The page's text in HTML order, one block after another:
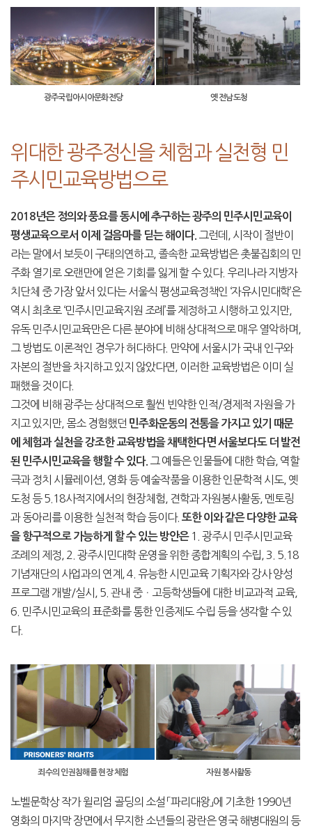
광주국립아시아문화전당 옛 전남도청
위대한 광주정신을 체험과 실천형 민
주시민교육방법으로
2018년은 정의와 풍요를 동시에 추구하는 광주의 민주시민교육이
평생교육으로서 이제 걸음마를 딛는 해이다. 그런데, 시작이 절반이
라는 말에서 보듯이 구태의연하고, 졸속한 교육방법은 촛불집회의 민
주화 열기로 오랜만에 얻은 기회를 잃게 할 수 있다. 우리나라 지방자
치단체 중 가장 앞서 있다는 서울식 평생교육정책인 ‘자유시민대학’은
역시 최초로 ‘민주시민교육지원 조례’를 제정하고 시행하고 있지만,
유독 민주시민교육만은 다른 분야에 비해 상대적으로 매우 열악하며,
그 방법도 이론적인 경우가 허다하다. 만약에 서울시가 국내 인구와
자본의 절반을 차지하고 있지 않았다면, 이러한 교육방법은 이미 실
패했을 것이다.
그것에 비해 광주는 상대적으로 훨씬 빈약한 인적/경제적 자원을 가
지고 있지만, 몸소 경험했던 민주화운동의 전통을 가지고 있기 때문
에 체험과 실천을 강조한 교육방법을 채택한다면 서울보다도 더 발전
된 민주시민교육을 행할 수 있다. 그 예들은 인물들에 대한 학습, 역할
극과 정치 시뮬레이션, 영화 등 예술작품을 이용한 인문학적 시도, 옛
도청 등 5.18사적지에서의 현장체험, 견학과 자원봉사활동, 멘토링
과 동아리를 이용한 실천적 학습 등이다. 또한 이와 같은 다양한 교육
을 항구적으로 가능하게 할 수 있는 방안은1. 광주시 민주시민교육
조례의 제정, 2. 광주시민대학 운영을 위한 종합계획의 수립, 3. 5.18
기념재단의 사업과의 연계, 4. 유능한 시민교육 기획자와 강사 양성
프로그램 개발/실시, 5. 관내 중ㆍ고등학생들에 대한 비교과적 교육,
6. 민주시민교육의 표준화를 통한 인증제도 수립 등을 생각할 수 있
다.
죄수의 인권침해를 현장 체험 자원 봉사활동
노벨문학상 작가 윌리엄 골딩의 소설 「파리대왕」에 기초한 1990년
영화의 마지막 장면에서 무지한 소년들의 광란은 영국 해병대원의 등